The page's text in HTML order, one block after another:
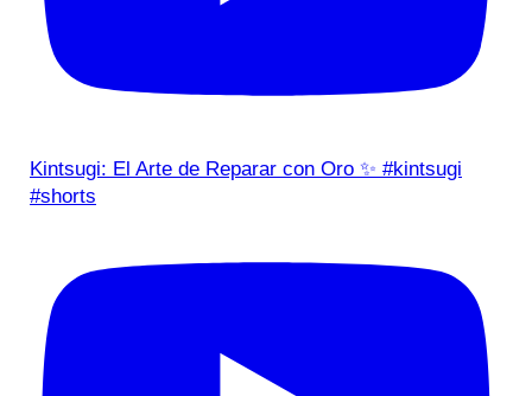
Kintsugi: El Arte de Reparar con Oro ✨ #kintsugi
#shorts